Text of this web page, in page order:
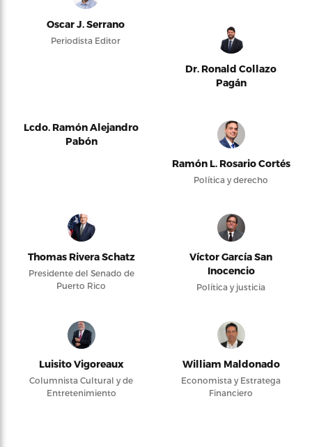
Oscar J. Serrano
Periodista Editor
Dr. Ronald Collazo
Pagán
Lcdo. Ramón Alejandro
Pabón
Ramón L. Rosario Cortés
Política y derecho
Thomas Rivera Schatz
Presidente del Senado de
Puerto Rico
Víctor García San
Inocencio
Política y justicia
Luisito Vigoreaux
Columnista Cultural y de
Entretenimiento
William Maldonado
Economista y Estratega
Financiero